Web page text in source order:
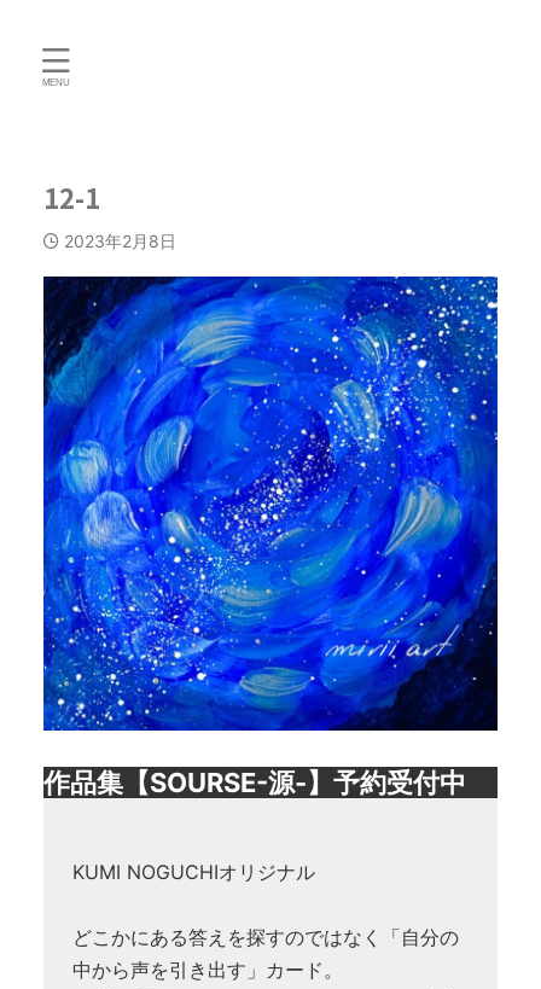
12-1
2023年2月8日
作品集【SOURSE-源-】予約受付中
KUMI NOGUCHIオリジナル
どこかにある答えを探すのではなく「自分の
中から声を引き出す」カード。